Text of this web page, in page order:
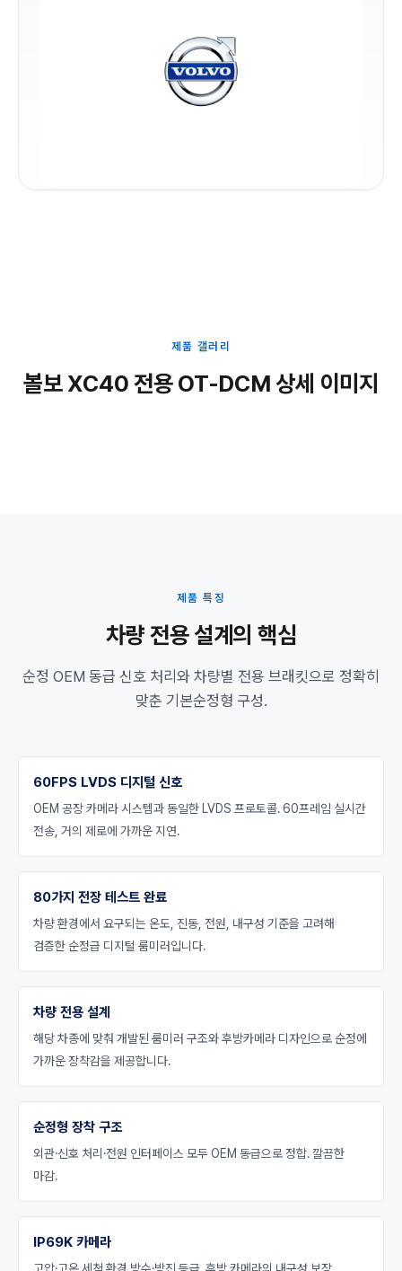
제품 갤러리
볼보 XC40 전용 OT-DCM 상세 이미지
제품 특징
차량 전용 설계의 핵심
순정 OEM 동급 신호 처리와 차량별 전용 브래킷으로 정확히
맞춘 기본순정형 구성.
60FPS LVDS 디지털 신호
OEM 공장 카메라 시스템과 동일한 LVDS 프로토콜. 60프레임 실시간
전송, 거의 제로에 가까운 지연.
80가지 전장 테스트 완료
차량 환경에서 요구되는 온도, 진동, 전원, 내구성 기준을 고려해
검증한 순정급 디지털 룸미러입니다.
차량 전용 설계
해당 차종에 맞춰 개발된 룸미러 구조와 후방카메라 디자인으로 순정에
가까운 장착감을 제공합니다.
순정형 장착 구조
외관·신호 처리·전원 인터페이스 모두 OEM 동급으로 정합. 깔끔한
마감.
IP69K 카메라